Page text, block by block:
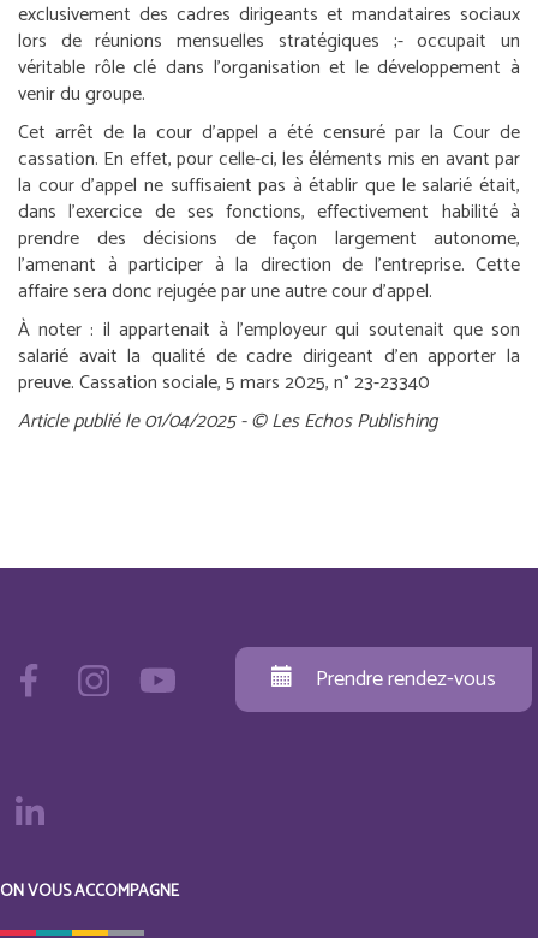
exclusivement des cadres dirigeants et mandataires sociaux
lors de réunions mensuelles stratégiques ;- occupait un
véritable rôle clé dans l’organisation et le développement à
venir du groupe.
Cet arrêt de la cour d’appel a été censuré par la Cour de
cassation. En effet, pour celle-ci, les éléments mis en avant par
la cour d’appel ne suffisaient pas à établir que le salarié était,
dans l’exercice de ses fonctions, effectivement habilité à
prendre des décisions de façon largement autonome,
l’amenant à participer à la direction de l’entreprise. Cette
affaire sera donc rejugée par une autre cour d’appel.
À noter : il appartenait à l’employeur qui soutenait que son
salarié avait la qualité de cadre dirigeant d’en apporter la
preuve.Cassation sociale, 5 mars 2025, n° 23-23340
Article publié le 01/04/2025 - © Les Echos Publishing
Prendre rendez-vous
ON VOUS ACCOMPAGNE